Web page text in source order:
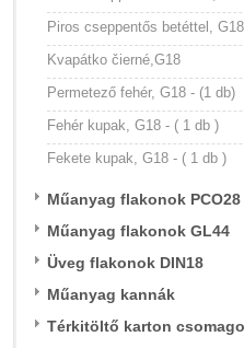
Piros cseppentős betéttel, G18
Kvapátko čierné,G18
Permetező fehér, G18 - (1 db)
Fehér kupak, G18 - ( 1 db )
Fekete kupak, G18 - ( 1 db )
Műanyag flakonok PCO28
Műanyag flakonok GL44
Üveg flakonok DIN18
Műanyag kannák
Térkitöltő karton